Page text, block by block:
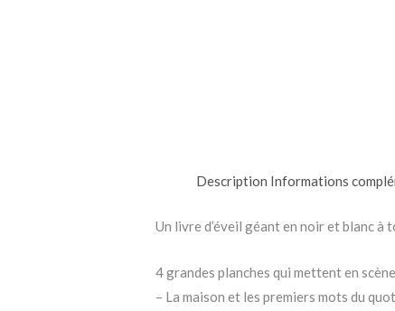
Description Informations
Un livre d’éveil géant en noir et blanc
4 grandes planches qui mettent en
– La maison et les premiers mots du